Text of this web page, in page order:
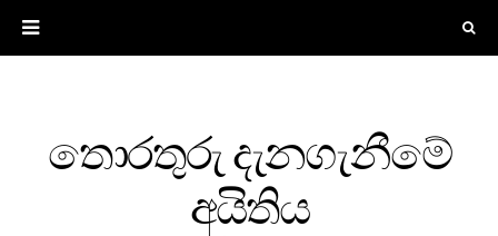
තොරතුරු දැනගැනීමේ
අයිතිය